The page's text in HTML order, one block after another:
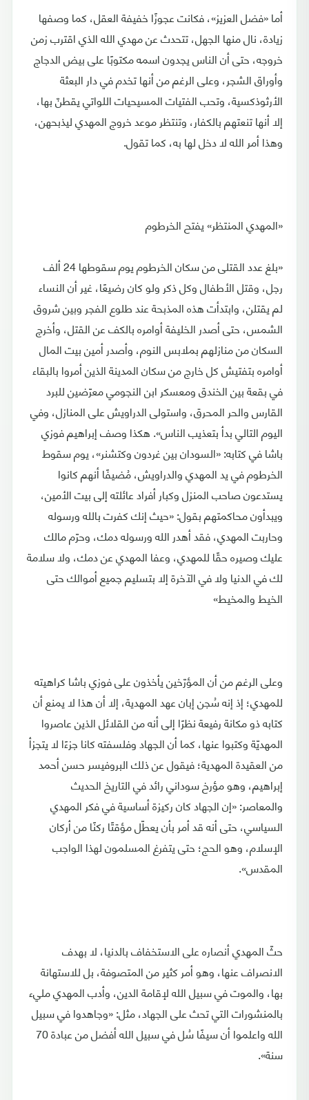
أما «فضل العزيز»، فكانت عجوزًا خفيفة العقل، كما وصفها
زيادة، نال منها الجهل، تتحدث عن مهدي الله الذي اقترب زمن
خروجه، حتى أن الناس يجدون اسمه مكتوبًا على بيض الدجاج
وأوراق الشجر، وعلى الرغم من أنها تخدم في دار البعثة
الأرثوذكسية، وتحب الفتيات المسيحيات اللواتي يقطنّ بها،
إلا أنها تنعتهم بالكفار، وتنتظر موعد خروج المهدي ليذبحهن،
وهذا أمر الله لا دخل لها به، كما تقول.
«المهدي المنتظر» يفتح الخرطوم
«بلغ عدد القتلى من سكان الخرطوم يوم سقوطها 24 ألف
رجل، وقتل الأطفال وكل ذكر ولو كان رضيعًا، غير أن النساء
لم يقتلن، وابتدأت هذه المذبحة عند طلوع الفجر وبين شروق
الشمس، حتى أصدر الخليفة أوامره بالكف عن القتل، وأخرج
السكان من منازلهم بملابس النوم، وأصدر أمين بيت المال
أوامره بتفتيش كل خارج من سكان المدينة الذين أمروا بالبقاء
في بقعة بين الخندق ومعسكر ابن النجومي معرّضين للبرد
القارس والحر المحرق، واستولى الدراويش على المنازل، وفي
اليوم التالي بدأ بتعذيب الناس». هكذا وصف إبراهيم فوزي
باشا في كتابه: «السودان بين غردون وكتشنر»، يوم سقوط
الخرطوم في يد المهدي والدراويش، مُضيفًا أنهم كانوا
يستدعون صاحب المنزل وكبار أفراد عائلته إلى بيت الأمين،
ويبدأون محاكمتهم بقول: «حيث إنك كفرت بالله ورسوله
وحاربت المهدي، فقد أهدر الله ورسوله دمك، وحرّم مالك
عليك وصيره حقًا للمهدي، وعفا المهدي عن دمك، ولا سلامة
لك في الدنيا ولا في الآخرة إلا بتسليم جميع أموالك حتى
الخيط والمخيط»
وعلى الرغم من أن المؤرّخين يأخذون على فوزي باشا كراهيته
للمهدي؛ إذ إنه سُجن إبان عهد المهدية، إلا أن هذا لا يمنع أن
كتابه ذو مكانة رفيعة نظرًا إلى أنه من القلائل الذين عاصروا
المهديّة وكتبوا عنها، كما أن الجهاد وفلسفته كانا جزءًا لا يتجزأ
من العقيدة المهدية؛ فيقول عن ذلك البروفيسر حسن أحمد
إبراهيم، وهو مؤرخ سوداني رائد في التاريخ الحديث
والمعاصر: «إن الجهاد كان ركيزة أساسية في فكر المهدي
السياسي، حتى أنه قد أمر بأن يعطّل مؤقتًا ركنًا من أركان
الإسلام، وهو الحج؛ حتى يتفرغ المسلمون لهذا الواجب
المقدس».
حثّ المهدي أنصاره على الاستخفاف بالدنيا، لا بهدف
الانصراف عنها، وهو أمر كثير من المتصوفة، بل للاستهانة
بها، والموت في سبيل الله لإقامة الدين، وأدب المهدي مليء
بالمنشورات التي تحث على الجهاد، مثل: «وجاهدوا في سبيل
الله واعلموا أن سيفًا سُل في سبيل الله أفضل من عبادة 70
سنة».